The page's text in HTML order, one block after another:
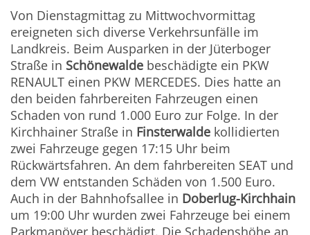
Von Dienstagmittag zu Mittwochvormittag
ereigneten sich diverse Verkehrsunfälle im
Landkreis. Beim Ausparken in der Jüterboger
Straße in Schönewalde beschädigte ein PKW
RENAULT einen PKW MERCEDES. Dies hatte an
den beiden fahrbereiten Fahrzeugen einen
Schaden von rund 1.000 Euro zur Folge. In der
Kirchhainer Straße in Finsterwalde kollidierten
zwei Fahrzeuge gegen 17:15 Uhr beim
Rückwärtsfahren. An dem fahrbereiten SEAT und
dem VW entstanden Schäden von 1.500 Euro.
Auch in der Bahnhofsallee in Doberlug-Kirchhain
um 19:00 Uhr wurden zwei Fahrzeuge bei einem
Parkmanöver beschädigt. Die Schadenshöhe an